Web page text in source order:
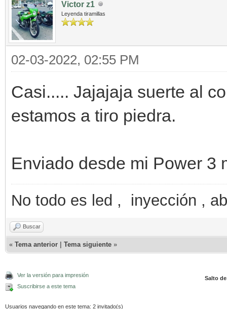
Victor z1
Leyenda tiramillas
02-03-2022, 02:55 PM
Casi..... Jajajaja suerte al
estamos a tiro piedra.
Enviado desde mi Power 3
No todo es led , inyección ,
Buscar
« Tema anterior Tema siguiente »
Ver la versión para impresión
Suscribirse a este tema
Salto
Usuarios navegando en este tema: 2 invitado(s)